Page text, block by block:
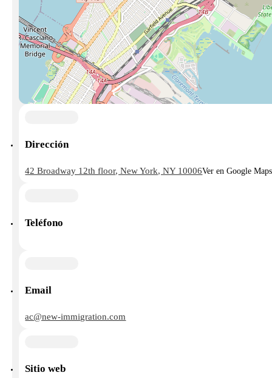
Dirección
42 Broadway 12th floor, New York, NY 10006Ver en Google Maps
Teléfono
Email
ac@new-immigration.com
Sitio web